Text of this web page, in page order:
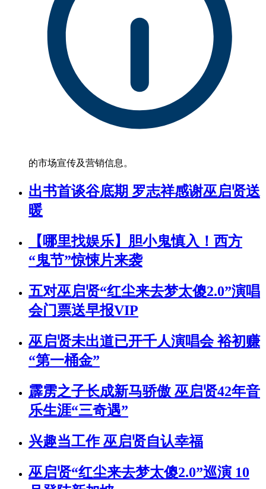
的市场宣传及营销信息。
出书首谈谷底期 罗志祥感谢巫启贤送
暖
【哪里找娱乐】胆小鬼慎入！西方
“鬼节”惊悚片来袭
五对巫启贤“红尘来去梦太傻2.0”演唱
会门票送早报VIP
巫启贤未出道已开千人演唱会 裕初赚
“第一桶金”
霹雳之子长成新马骄傲 巫启贤42年音
乐生涯“三奇遇”
兴趣当工作 巫启贤自认幸福
巫启贤“红尘来去梦太傻2.0”巡演 10